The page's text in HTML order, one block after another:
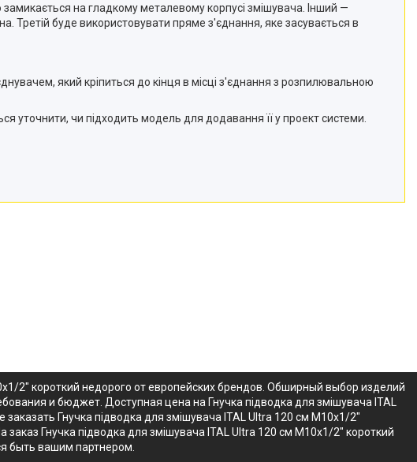
на гладкому металевому корпусі змішувача. Інший —
Третій буде використовувати пряме з'єднання, яке засувається в
який кріпиться до кінця в місці з'єднання з розпилювальною
чи підходить модель для додавання її у проект системи.
2" короткий недорого от европейских брендов. Обширный выбор изделий
и бюджет. Доступная цена на Гнучка підводка для змішувача ITAL
Гнучка підводка для змішувача ITAL Ultra 120 см M10x1/2"
Гнучка підводка для змішувача ITAL Ultra 120 см M10x1/2" короткий
быть вашим партнером.